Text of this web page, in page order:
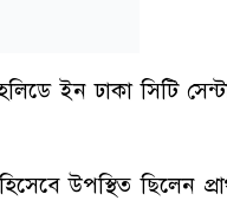
ইন ঢাকা সিটি
উপস্থিত ছিলেন